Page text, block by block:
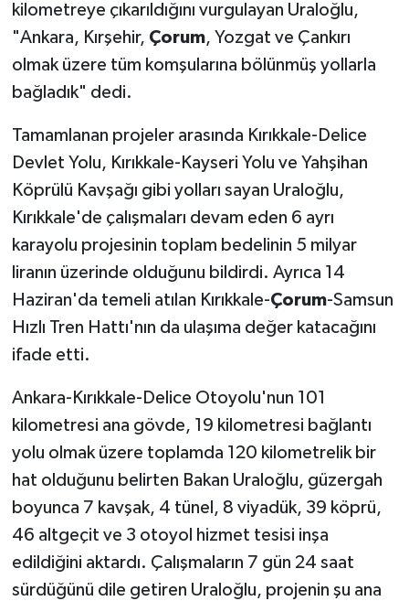
kilometreye çıkarıldığını vurgulayan Uraloğlu,
"Ankara, Kırşehir, Çorum, Yozgat ve Çankırı
olmak üzere tüm komşularına bölünmüş yollarla
bağladık" dedi.
Tamamlanan projeler arasında Kırıkkale-Delice
Devlet Yolu, Kırıkkale-Kayseri Yolu ve Yahşihan
Köprülü Kavşağı gibi yolları sayan Uraloğlu,
Kırıkkale'de çalışmaları devam eden 6 ayrı
karayolu projesinin toplam bedelinin 5 milyar
liranın üzerinde olduğunu bildirdi. Ayrıca 14
Haziran'da temeli atılan Kırıkkale-Çorum-Samsun
Hızlı Tren Hattı'nın da ulaşıma değer katacağını
ifade etti.
Ankara-Kırıkkale-Delice Otoyolu'nun 101
kilometresi ana gövde, 19 kilometresi bağlantı
yolu olmak üzere toplamda 120 kilometrelik bir
hat olduğunu belirten Bakan Uraloğlu, güzergah
boyunca 7 kavşak, 4 tünel, 8 viyadük, 39 köprü,
46 altgeçit ve 3 otoyol hizmet tesisi inşa
edildiğini aktardı. Çalışmaların 7 gün 24 saat
sürdüğünü dile getiren Uraloğlu, projenin şu ana